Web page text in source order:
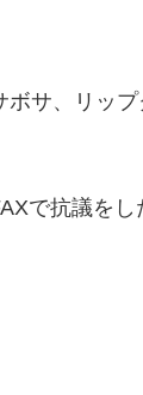
サ、リッ
で抗議をし